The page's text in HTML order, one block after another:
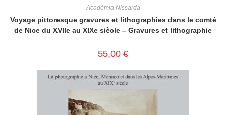
Acadèmia Nissarda
Voyage pittoresque gravures et lithographies dans le comté
de Nice du XVIIe au XIXe siècle – Gravures et lithographie
55,00 €